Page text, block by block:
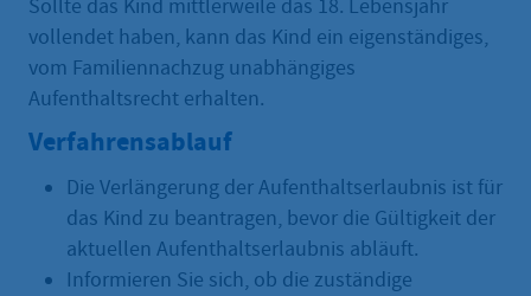
Sollte das Kind mittlerweile das 18. Lebensjahr
vollendet haben, kann das Kind ein eigenständiges,
vom Familiennachzug unabhängiges
Aufenthaltsrecht erhalten.
Verfahrensablauf
Die Verlängerung der Aufenthaltserlaubnis ist für
das Kind zu beantragen, bevor die Gültigkeit der
aktuellen Aufenthaltserlaubnis abläuft.
Informieren Sie sich, ob die zuständige